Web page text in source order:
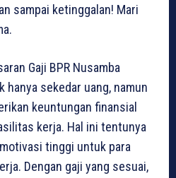
sampai ketinggalan! Mari
Gaji BPR Nusamba
hanya sekedar uang, namun
keuntungan finansial
kerja. Hal ini tentunya
tinggi untuk para
Dengan gaji yang sesuai,